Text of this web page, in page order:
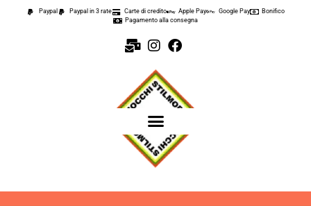
Paypal Paypal in 3 rate Carte di credito Apple Pay Google Pay
Bonifico
Pagamento alla consegna